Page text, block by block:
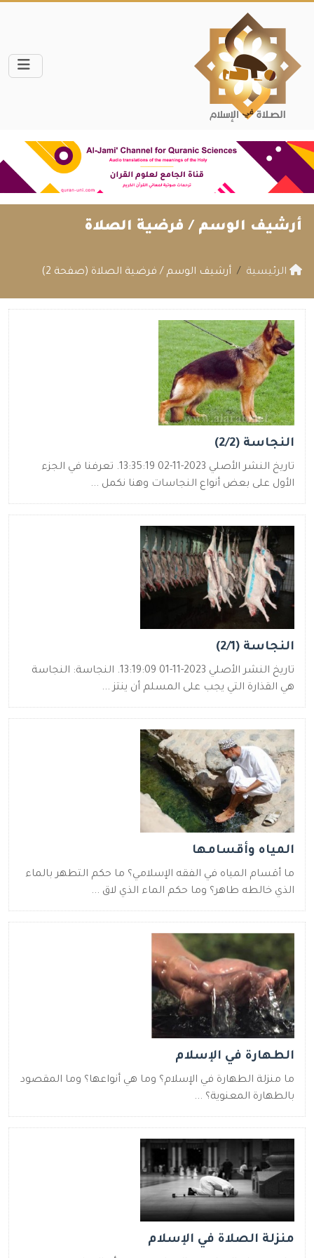
أرشيف الوسم / فرضية الصلاة
الرئيسية أرشيف الوسم / فرضية الصلاة (صفحة 2)
النجاسة (2/2)
تاريخ النشر الأصلي 2023-11-02 13:35:19. تعرفنا في الجزء
الأول على بعض أنواع النجاسات وهنا نكمل ...
النجاسة (2/1)
تاريخ النشر الأصلي 2023-11-01 13:19:09. النجاسة: النجاسة
هي القذارة التي يجب على المسلم أن ينتز ...
المياه وأقسامها
ما أقسام المياه في الفقه الإسلامي؟ ما حكم التطهر بالماء
الذي خالطه طاهر؟ وما حكم الماء الذي لاق ...
الطهارة في الإسلام
ما منزلة الطهارة في الإسلام؟ وما هي أنواعها؟ وما المقصود
بالطهارة المعنوية؟ ...
منزلة الصلاة في الإسلام